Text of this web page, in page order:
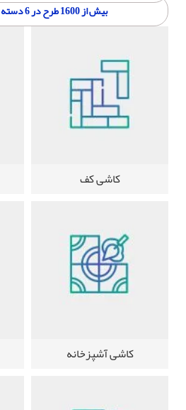
بیش از 1600 طرح در 6 دسته بندی زیر ... 👇
کاشی کف
کاشی آشپزخانه